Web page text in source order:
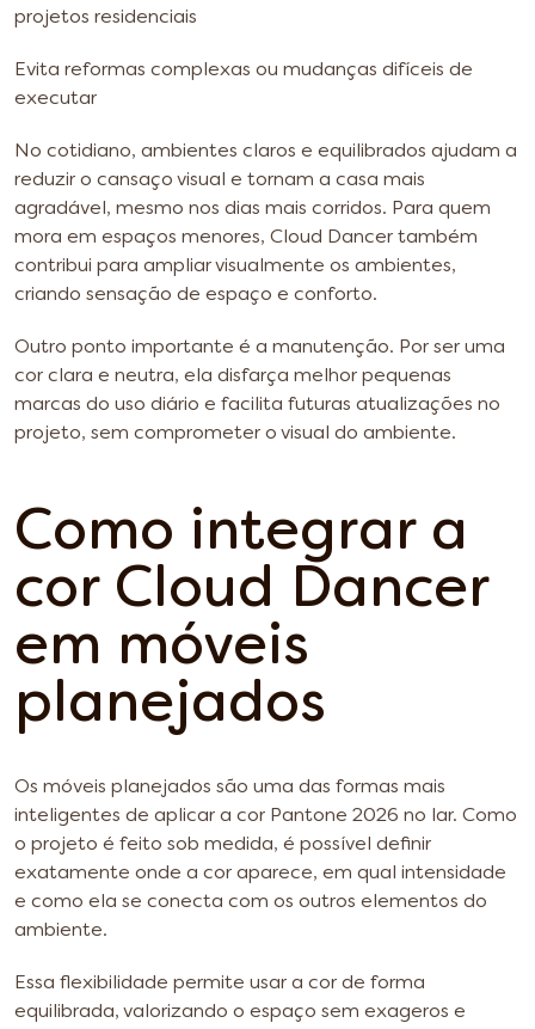
projetos residenciais
Evita reformas complexas ou mudanças difíceis de
executar
No cotidiano, ambientes claros e equilibrados ajudam a
reduzir o cansaço visual e tornam a casa mais
agradável, mesmo nos dias mais corridos. Para quem
mora em espaços menores, Cloud Dancer também
contribui para ampliar visualmente os ambientes,
criando sensação de espaço e conforto.
Outro ponto importante é a manutenção. Por ser uma
cor clara e neutra, ela disfarça melhor pequenas
marcas do uso diário e facilita futuras atualizações no
projeto, sem comprometer o visual do ambiente.
Como integrar a
cor Cloud Dancer
em móveis
planejados
Os móveis planejados são uma das formas mais
inteligentes de aplicar a cor Pantone 2026 no lar. Como
o projeto é feito sob medida, é possível definir
exatamente onde a cor aparece, em qual intensidade
e como ela se conecta com os outros elementos do
ambiente.
Essa flexibilidade permite usar a cor de forma
equilibrada, valorizando o espaço sem exageros e